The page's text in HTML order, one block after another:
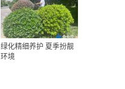
绿化精细养护 夏季扮靓
环境